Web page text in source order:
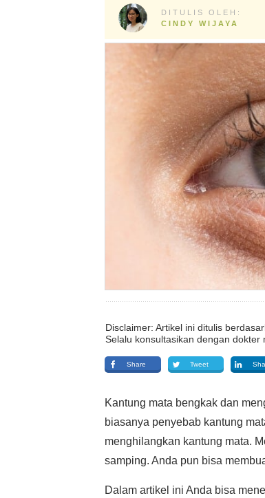
DITULIS OLEH:
CINDY WIJAYA
Disclaimer: Artikel ini ditulis
Selalu konsultasikan dengan dokter
Share Tweet
Kantung mata bengkak dan
biasanya penyebab kantung
menghilangkan kantung mata.
samping. Anda pun bisa
Dalam artikel ini Anda bisa